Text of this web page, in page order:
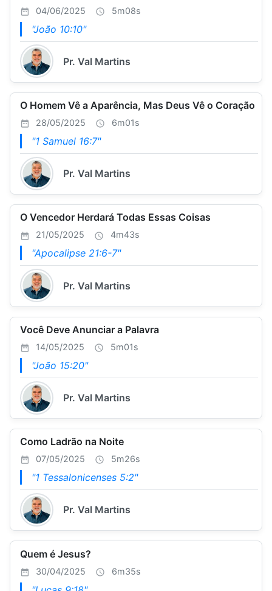
04/06/2025 5m08s
"João 10:10"
Pr. Val Martins
O Homem Vê a Aparência, Mas Deus Vê o Coração
28/05/2025 6m01s
"1 Samuel 16:7"
Pr. Val Martins
O Vencedor Herdará Todas Essas Coisas
21/05/2025 4m43s
"Apocalipse 21:6-7"
Pr. Val Martins
Você Deve Anunciar a Palavra
14/05/2025 5m01s
"João 15:20"
Pr. Val Martins
Como Ladrão na Noite
07/05/2025 5m26s
"1 Tessalonicenses 5:2"
Pr. Val Martins
Quem é Jesus?
30/04/2025 6m35s